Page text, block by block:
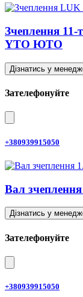
Зчеплення 11-
YTO ЮТО
Дізнатись у
Зателефонуйте
+380939915050
Вал
Дізнатись у
Зателефонуйте
+380939915050